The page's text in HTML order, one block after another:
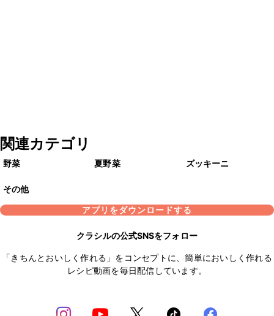
関連カテゴリ
野菜 夏野菜 ズッキーニ
その他
アプリをダウンロードする
クラシルの公式SNSをフォロー
「きちんとおいしく作れる」をコンセプトに、簡単においしく作れる
レシピ動画を毎日配信しています。